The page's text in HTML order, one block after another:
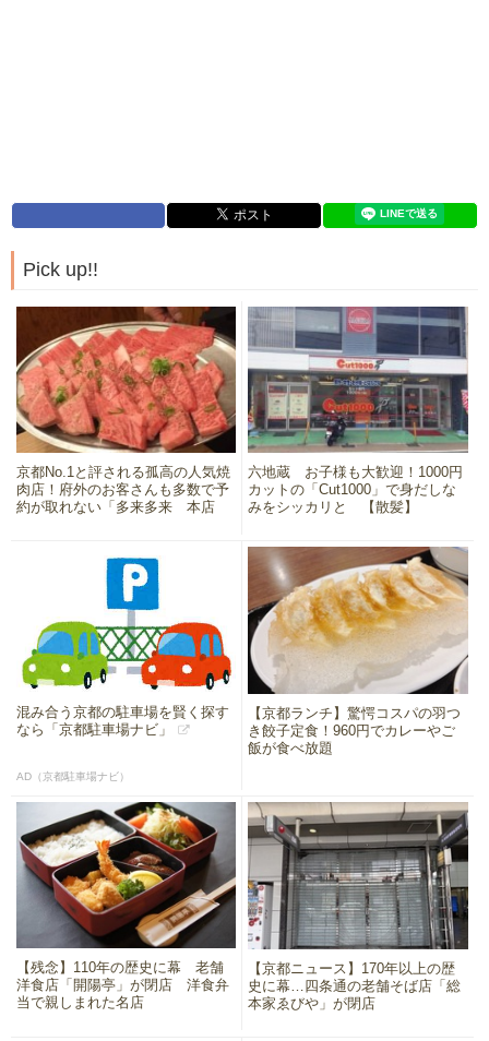
Pick up!!
京都No.1と評される孤高の人気焼
肉店！府外のお客さんも多数で予
約が取れない「多来多来 本店
六地蔵 お子様も大歓迎！1000円
カットの「Cut1000」で身だしな
みをシッカリと 【散髪】
混み合う京都の駐車場を賢く探す
なら「京都駐車場ナビ」
AD（京都駐車場ナビ）
【京都ランチ】驚愕コスパの羽つ
き餃子定食！960円でカレーやご
飯が食べ放題
【残念】110年の歴史に幕 老舗
洋食店「開陽亭」が閉店 洋食弁
当で親しまれた名店
【京都ニュース】170年以上の歴
史に幕…四条通の老舗そば店「総
本家ゑびや」が閉店